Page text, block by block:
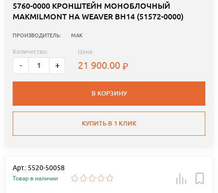
5760-0000 КРОНШТЕЙН МОНОБЛОЧНЫЙ
MAKMILMONT НА WEAVER BH14 (51572-0000)
ПРОИЗВОДИТЕЛЬ: MAK
Количество:
- +
Цена:
21 900.00
В КОРЗИНУ
КУПИТЬ В 1 КЛИК
Арт.: 5520-50058
Товар в наличии